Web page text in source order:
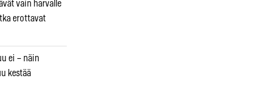
vain harvalle
erottavat
ei – näin
kestää